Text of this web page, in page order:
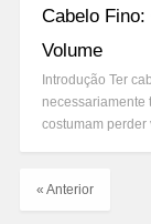
Cabelo
Volume
Introdução Ter
necessariamente
costumam
« Anterior